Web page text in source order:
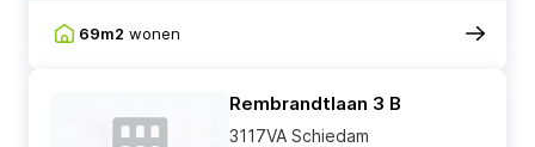
69m2 wonen
Rembrandtlaan 3 B
3117VA Schiedam